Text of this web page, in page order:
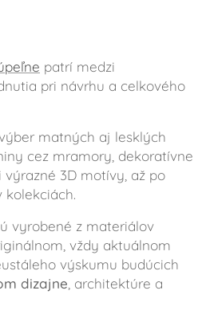
patrí medzi
pri návrhu a celkového
matných aj lesklých
cez mramory, dekoratívne
3D motívy, až po
vyrobené z materiálov
vždy aktuálnom
výskumu budúcich
dizajne , architektúre a